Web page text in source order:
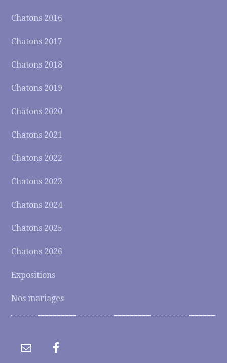
Chatons 2016
Chatons 2017
Chatons 2018
Chatons 2019
Chatons 2020
Chatons 2021
Chatons 2022
Chatons 2023
Chatons 2024
Chatons 2025
Chatons 2026
Expositions
Nos mariages